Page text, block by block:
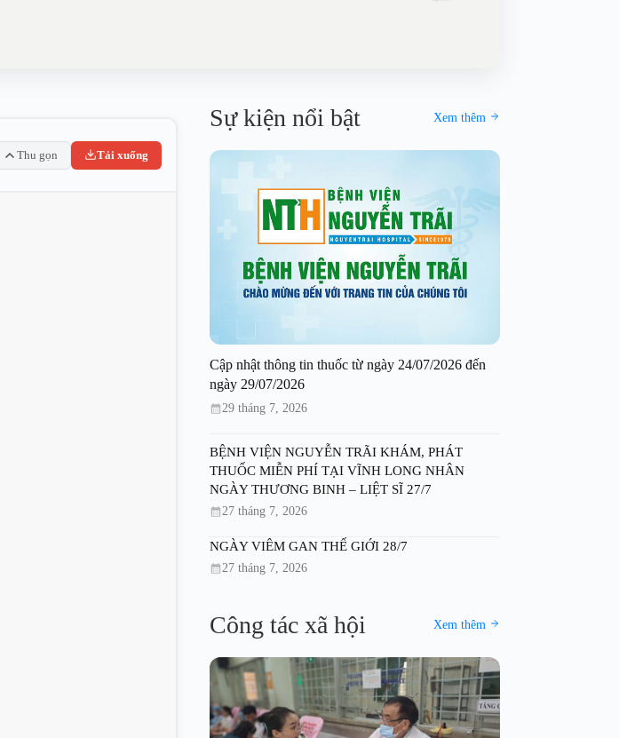
Thu gọn Tải xuống
Sự kiện nổi bật Xem thêm
Cập nhật thông tin thuốc từ ngày 24/07/2026 đến
ngày 29/07/2026
29 tháng 7, 2026
BỆNH VIỆN NGUYỄN TRÃI KHÁM, PHÁT
THUỐC MIỄN PHÍ TẠI VĨNH LONG NHÂN
NGÀY THƯƠNG BINH – LIỆT SĨ 27/7
27 tháng 7, 2026
NGÀY VIÊM GAN THẾ GIỚI 28/7
27 tháng 7, 2026
Công tác xã hội Xem thêm